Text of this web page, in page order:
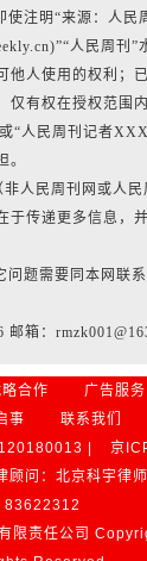
注明“来源：人民
人民周刊”
他人使用的权利；
仅有权在授权范围
“人民周刊记者XXX
。
人民周刊网或人民
于传递更多信息，
问题需要同本网联
箱：
略合作 广告服务
事
联系我们
|
京
问：北京科宇律
83622312
限责任公司